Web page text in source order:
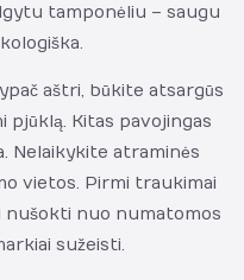
tamponėliu – saugu
aštri, būkite atsargūs
pjūklą. Kitas pavojingas
Nelaikykite atraminės
vietos. Pirmi traukimai
nušokti nuo numatomos
sužeisti.